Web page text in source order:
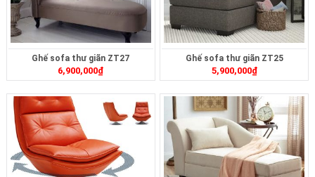
Ghế sofa thư giãn ZT27
6,900,000₫
Ghế sofa thư giãn ZT25
5,900,000₫